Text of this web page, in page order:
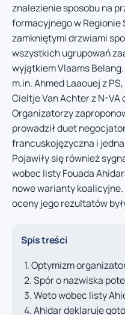
znalezienie sposobu na
formacyjnego w Regionie
zamkniętymi drzwiami
wszystkich ugrupowań
wyjątkiem Vlaams
m.in. Ahmed Laaouej z
Cieltje Van Achter z N-VA
Organizatorzy
prowadził duet
francuskojęzyczna i
Pojawiły się również
wobec listy Fouada
nowe warianty
oceny jego rezultatów
Spis treści
Optymizm
Spór o nazwiska
Weto wobec listy
Ahidar deklaruje